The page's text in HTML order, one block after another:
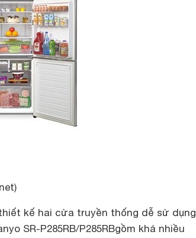
kế hai cửa truyền thống dễ sử dụng
SR-P285RB/P285RBgồm khá nhiều